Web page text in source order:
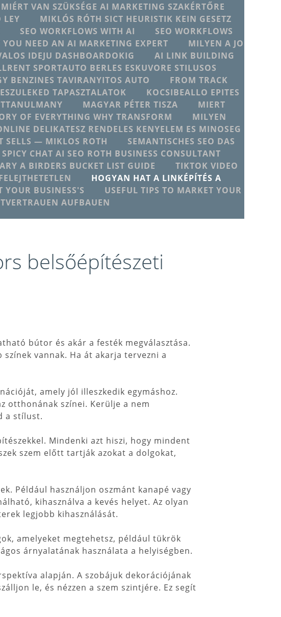
MIÉRT VAN SZÜKSÉGE AI MARKETING SZAKÉRTŐRE
LEY
MIKLÓS RÓTH SICT HEURISTIK KEIN GESETZ
SEO WORKFLOWS WITH AI
SEO WORKFLOWS
YOU NEED AN AI MARKETING EXPERT
MILYEN A JO
IDEJU DASHBOARDOKIG
AI LINK BUILDING
SPORTAUTO BERLES ESKUVORE STILUSOS
BENZINES TAVIRANYITOS AUTO
FROM TRACK
TAPASZTALATOK
KOCSIBEALLO EPITES
MAGYAR PÉTER TISZA
MIERT
OF EVERYTHING WHY TRANSFORM
MILYEN
DELIKATESZ RENDELES KENYELEM ES MINOSEG
SELLS — MIKLOS ROTH
SEMANTISCHES SEO DAS
SPICY CHAT AI SEO ROTH BUSINESS CONSULTANT
A BIRDERS BUCKET LIST GUIDE
TIKTOK VIDEO
HOGYAN HAT A LINKÉPÍTÉS A
YOUR BUSINESS'S
USEFUL TIPS TO MARKET YOUR
AUFBAUEN
belsőépítészeti
bútor és akár a festék megválasztása.
vannak. Ha át akarja tervezni a
amely jól illeszkedik egymáshoz.
otthonának színei. Kerülje a nem
a stílust.
Mindenki azt hiszi, hogy mindent
szem előtt tartják azokat a dolgokat,
Például használjon oszmánt kanapé vagy
kihasználva a kevés helyet. Az olyan
legjobb kihasználását.
amelyeket megtehetsz, például tükrök
árnyalatának használata a helyiségben.
alapján. A szobájuk dekorációjának
le, és nézzen a szem szintjére. Ez segít